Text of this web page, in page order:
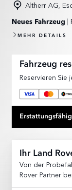
Altherr AG,
Neues Fahrzeug |
MEHR DETAILS
Fahrzeug
Reservieren Sie
Ihr Land
Von der
Rover Partner